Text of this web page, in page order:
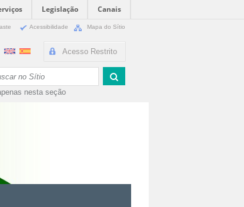
Legislação
Canais
Acessibilidade Mapa do Sítio
Acesso Restrito
nesta seção